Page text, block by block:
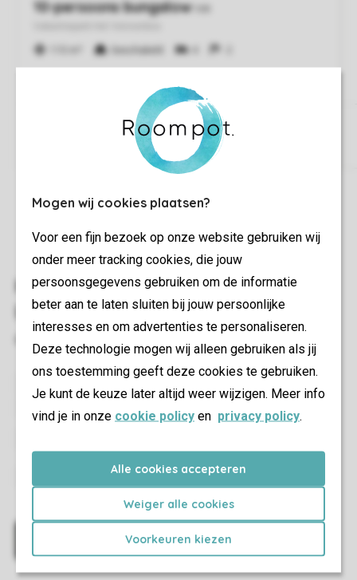
Mogen wij cookies plaatsen?
Voor een fijn bezoek op onze website gebruiken wij
onder meer tracking cookies, die jouw
persoonsgegevens gebruiken om de informatie
beter aan te laten sluiten bij jouw persoonlijke
interesses en om advertenties te personaliseren.
Deze technologie mogen wij alleen gebruiken als jij
ons toestemming geeft deze cookies te gebruiken.
Je kunt de keuze later altijd weer wijzigen. Meer info
vind je in onze cookie policy en privacy policy.
Alle cookies accepteren
Weiger alle cookies
Voorkeuren kiezen